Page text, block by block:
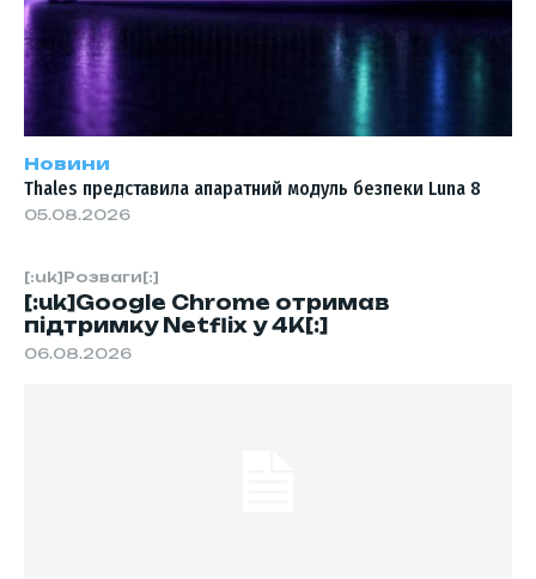
[:uk]Розваги[:]
[:uk]Google Chrome отримав
підтримку Netflix у 4K[:]
06.08.2026
Новини
Thales представила апаратний модуль безпеки Luna 8
05.08.2026